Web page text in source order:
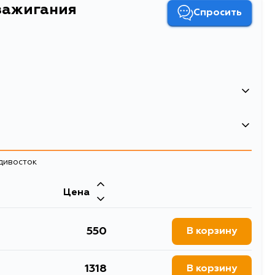
Спросить
Двигатель
W41, QD21, QGD21,
LD20T, LD20, CA20S, CA20E, CA18T,
L28, E15S, L18E, CA16D, E10S, CD17,
GA16S, GA16I, GA14S, E16S, E16I, E13S,
CA18D, Z24I, Z20S, A15S, L28S, NA16S,
MA12S, MA10S, Z20, SD23, SD22, H20,
CA16S, CD17T, TD25, TD23, SD25,
E15ET, A14S, A12S, A10S, Z24, KA24E,
SX60, TX60, 61, MX51,
FJ60RV, MS123L,
Цена
550 В корзину
1318 В корзину